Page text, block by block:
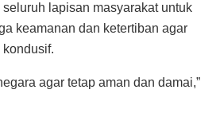
lapisan masyarakat untuk
keamanan dan ketertiban agar
agar tetap aman dan damai,”